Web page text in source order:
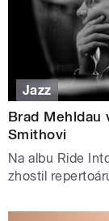
Jazz
Brad Mehldau
Smithovi
Na albu Ride
zhostil